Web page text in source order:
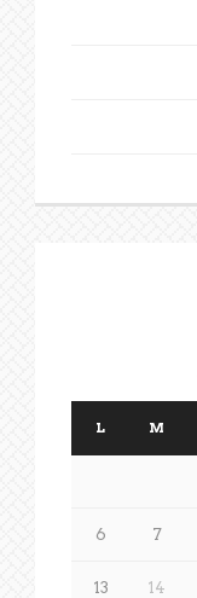
L M
6 7
13 14